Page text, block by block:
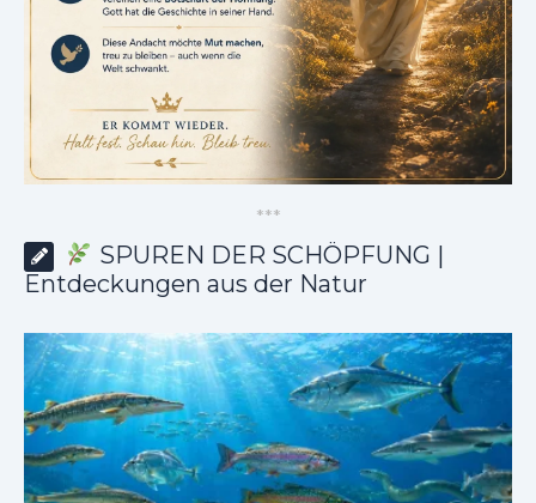
***
SPUREN DER SCHÖPFUNG |
Entdeckungen aus der Natur